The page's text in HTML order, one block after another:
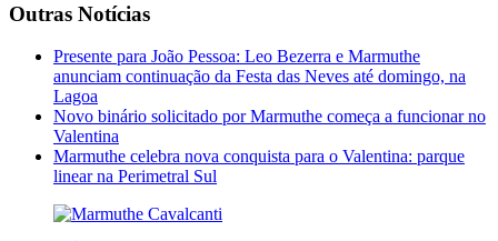
Outras Notícias
Presente para João Pessoa: Leo Bezerra e Marmuthe
anunciam continuação da Festa das Neves até domingo, na
Lagoa
Novo binário solicitado por Marmuthe começa a funcionar no
Valentina
Marmuthe celebra nova conquista para o Valentina: parque
linear na Perimetral Sul